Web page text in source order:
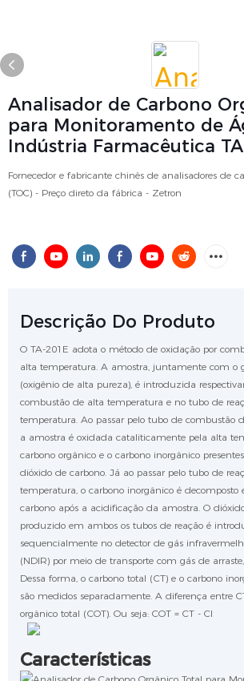
Analisador de Carbono
para Monitoramento de
Indústria Farmacêutica
Fornecedor e fabricante chinês de analisadores de
(TOC) - Preço direto da fábrica - Zetron
Descrição Do Produto
O TA-201E adota o método de oxidação por
alta temperatura. A amostra, juntamente com o
(oxigênio de alta pureza), é introduzida
combustão de alta temperatura e no tubo de
temperatura. Ao passar pelo tubo de combustão
a amostra é oxidada cataliticamente pela alta
carbono orgânico e o carbono inorgânico
dióxido de carbono. Já ao passar pelo tubo de
temperatura, o carbono inorgânico é decomposto
carbono após a acidificação da amostra. O
produzido em ambos os tubos de reação é
sequencialmente no detector de gás
(NDIR) por meio de transporte com gás de
Dessa forma, o carbono total (CT) e o carbono
são medidos separadamente. A diferença entre
orgânico total (COT). Ou seja: COT = CT - CI
Características